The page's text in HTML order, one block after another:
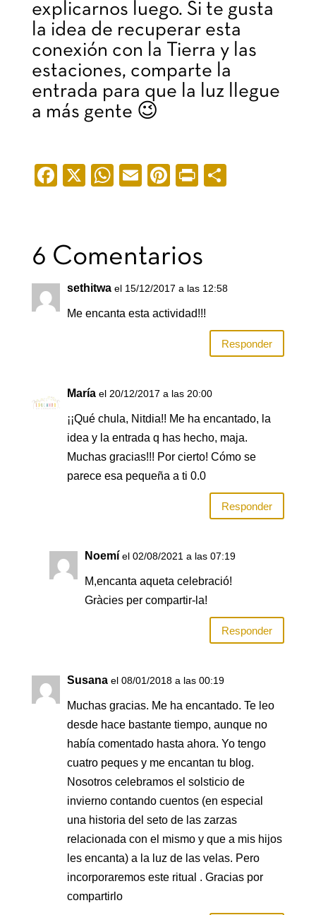
explicarnos luego. Si te gusta
la idea de recuperar esta
conexión con la Tierra y las
estaciones, comparte la
entrada para que la luz llegue
a más gente 😉
F
e
b
o
o
X
W
A
p
p
E
Pi
e
st
Pr
tir
6 Comentarios
sethitwa el 15/12/2017 a las 12:58
Me encanta esta actividad!!!
Responder
María el 20/12/2017 a las 20:00
¡¡Qué chula, Nitdia!! Me ha encantado, la
idea y la entrada q has hecho, maja.
Muchas gracias!!! Por cierto! Cómo se
parece esa pequeña a ti 0.0
Responder
Noemí el 02/08/2021 a las 07:19
M,encanta aqueta celebració!
Gràcies per compartir-la!
Responder
Susana el 08/01/2018 a las 00:19
Muchas gracias. Me ha encantado. Te leo
desde hace bastante tiempo, aunque no
había comentado hasta ahora. Yo tengo
cuatro peques y me encantan tu blog.
Nosotros celebramos el solsticio de
invierno contando cuentos (en especial
una historia del seto de las zarzas
relacionada con el mismo y que a mis hijos
les encanta) a la luz de las velas. Pero
incorporaremos este ritual . Gracias por
compartirlo